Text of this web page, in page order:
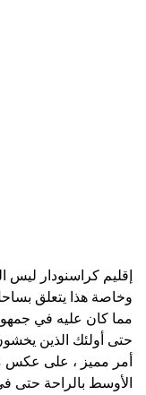
إقليم كراسنودار ليس
وخاصة هذا يتعلق
مما كان عليه في
حتى أولئك الذين
أمر مميز ، على عكس
الأوسط بالراحة حتى